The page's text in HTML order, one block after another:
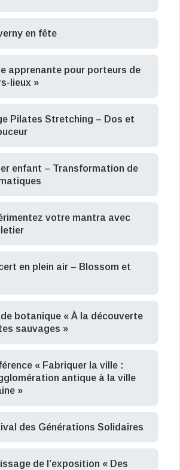
en fête
apprenante pour porteurs de
lieux »
Pilates Stretching – Dos et
enfant – Transformation de
votre mantra avec
en plein air – Blossom et
botanique « À la découverte
sauvages »
« Fabriquer la ville :
antique à la ville
»
des Générations Solidaires
de l’exposition « Des